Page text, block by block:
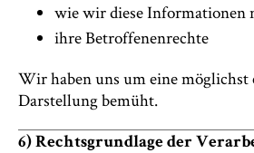
wie wir diese Informationen
ihre Betroffenenrechte
Wir haben uns um eine möglichst
Darstellung bemüht.
6) Rechtsgrundlage der